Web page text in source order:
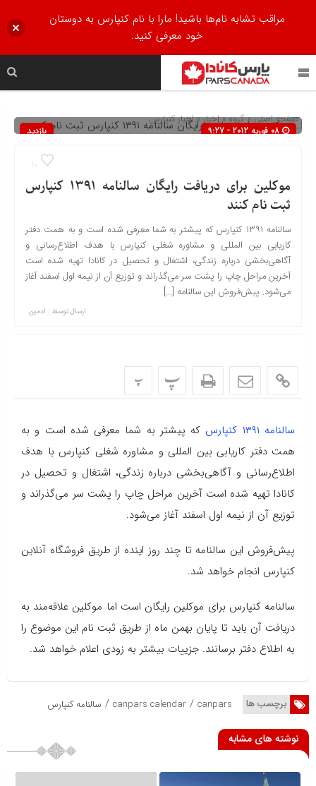
صفحه اصلی» گروه »اخبار»اخبار کنپارس
08 فوریه 2012 - 9:27
بازدید
10
موکلین برای دریافت رایگان سالنامه ۱۳۹۱ کنپارس
ثبت نام کنند
سالنامه ۱۳۹۱ کنپارس که پیشتر به شما معرفی شده است و به همت دفتر
کاریابی بین المللی و مشاوره شغلی کنپارس با هدف اطلاع‌رسانی و
آگاهی‌بخشی درباره زندگی، اشتغال و تحصیل در کانادا تهیه شده است
آخرین مراحل چاپ را پشت سر می‌گذراند و توزیع آن از نیمه اول اسفند آغاز
می‌شود. پیش‌فروش این سالنامه […]
ارسال توسط : ادمین
پ پ
سالنامه ۱۳۹۱ کنپارس
که پیشتر به شما معرفی شده است و به
همت دفتر کاریابی بین المللی و مشاوره شغلی کنپارس با هدف
اطلاع‌رسانی و آگاهی‌بخشی درباره زندگی، اشتغال و تحصیل در
کانادا تهیه شده است آخرین مراحل چاپ را پشت سر می‌گذراند و
توزیع آن از نیمه اول اسفند آغاز می‌شود.
پیش‌فروش این سالنامه تا چند روز اینده از طریق فروشگاه آنلاین
کنپارس انجام خواهد شد.
سالنامه کنپارس برای موکلین رایگان است اما موکلین علاقه‌مند به
دریافت آن باید تا پایان بهمن ماه از طریق ثبت نام این موضوع را
به اطلاع دفتر برسانند. جزییات بیشتر به زودی اعلام خواهد شد.
برچسب ها canpars
/
canpars calendar
/ سالنامه کنپارس
نوشته های مشابه
مراقب تشابه نام‌ها باشید! مارا با نام کنپارس به دوستان
خود معرفی کنید.